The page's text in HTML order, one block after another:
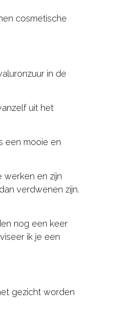
cosmetische
in de
uit het
een mooie en
werken en zijn
verdwenen zijn.
nog een keer
ik je een
gezicht worden